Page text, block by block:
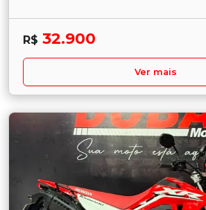
R$ 32.900
Ver mais